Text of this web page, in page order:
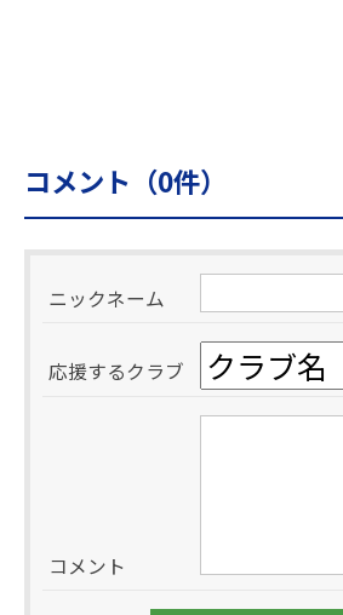
コメント（0件）
ニックネーム
応援するクラブ
コメント